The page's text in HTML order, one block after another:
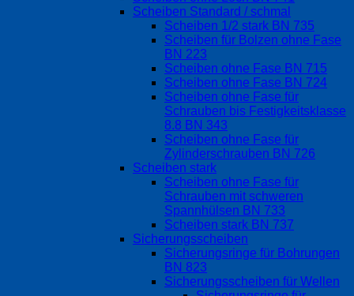
Scheiben Standard / schmal
Scheiben 1/2 stark BN 735
Scheiben für Bolzen ohne Fase
BN 223
Scheiben ohne Fase BN 715
Scheiben ohne Fase BN 724
Scheiben ohne Fase für
Schrauben bis Festigkeitsklasse
8.8 BN 343
Scheiben ohne Fase für
Zylinderschrauben BN 726
Scheiben stark
Scheiben ohne Fase für
Schrauben mit schweren
Spannhülsen BN 733
Scheiben stark BN 737
Sicherungsscheiben
Sicherungsringe für Bohrungen
BN 823
Sicherungsscheiben für Wellen